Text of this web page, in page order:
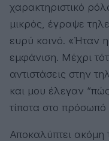
χαρακτηριστικό
μικρός, έγραψε
ευρύ κοινό. «Ήταν
εμφάνιση. Μέχρι
αντιστάσεις στην
και μου έλεγαν
τίποτα στο πρόσωπό
Αποκαλύπτει ακόμη